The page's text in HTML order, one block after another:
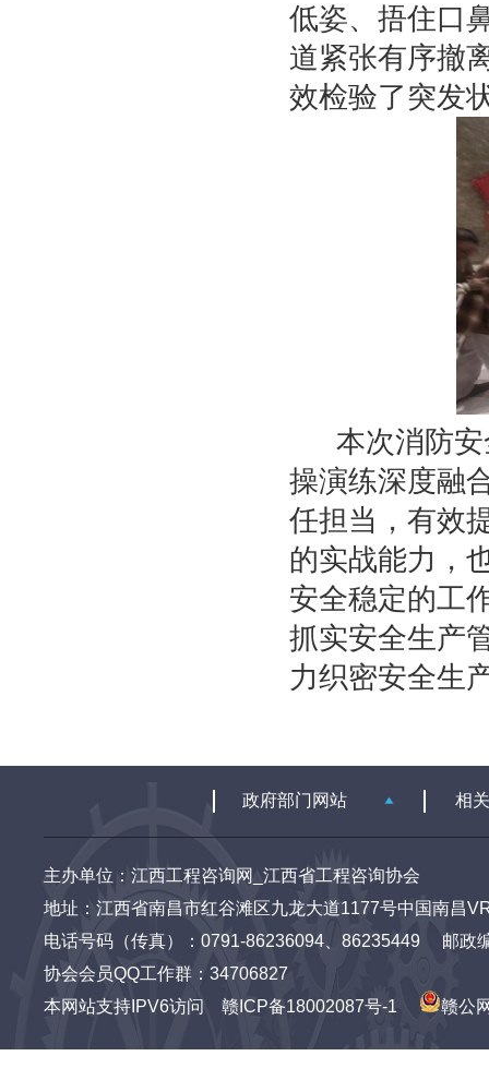
低姿、捂住口
道紧张有序撤
效检验了突发
本次消防
操演练深度融
任担当，有效
的实战能力，
安全稳定的工
抓实安全生产
力织密安全生
主办单位：江西工程咨询网_江西省工程咨询协会
地址：江西省南昌市红谷滩区九龙大道1177号中国南昌
电话号码（传真）：0791-86236094、86235449 邮
协会会员QQ工作群：34706827
本网站支持IPV6访问 赣ICP备18002087号-1 赣公